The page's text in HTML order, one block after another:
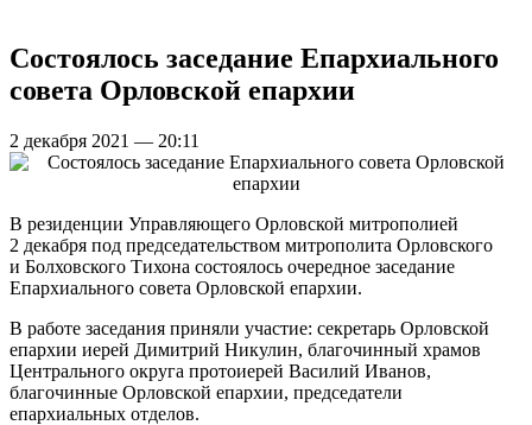
Состоялось заседание Епархиального
совета Орловской епархии
2 декабря 2021 — 20:11
В резиденции Управляющего Орловской митрополией
2 декабря под председательством митрополита Орловского
и Болховского Тихона состоялось очередное заседание
Епархиального совета Орловской епархии.
В работе заседания приняли участие: секретарь Орловской
епархии иерей Димитрий Никулин, благочинный храмов
Центрального округа протоиерей Василий Иванов,
благочинные Орловской епархии, председатели
епархиальных отделов.